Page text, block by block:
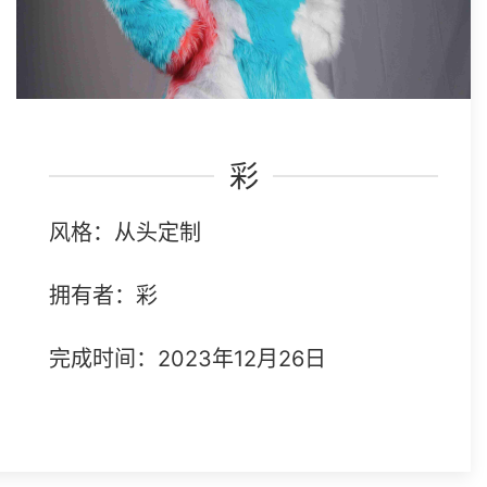
彩
风格：从头定制
拥有者：彩
完成时间：2023年12月26日